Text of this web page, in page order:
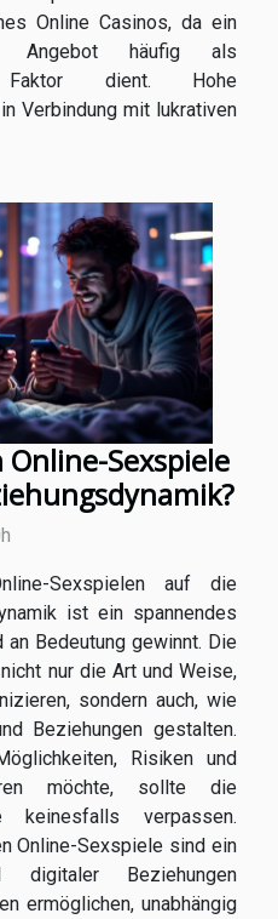
Online Casinos, da ein
Angebot häufig als
Faktor dient. Hohe
Verbindung mit lukrativen
Sexspiele
Sexspielen auf die
ist ein spannendes
an Bedeutung gewinnt. Die
nur die Art und Weise,
sondern auch, wie
Beziehungen gestalten.
Risiken und
möchte, sollte die
keinesfalls verpassen.
Online-Sexspiele sind ein
digitaler Beziehungen
ermöglichen, unabhängig